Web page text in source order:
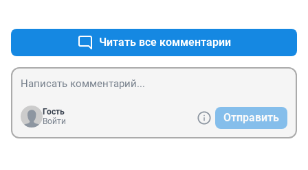
Читать все комментарии
Гость
Войти
Отправить